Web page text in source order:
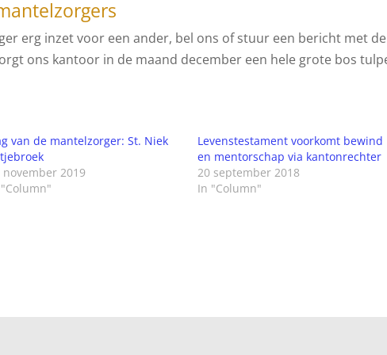
erg inzet voor een ander, bel ons of stuur een bericht met de
ons kantoor in de maand december een hele grote bos
van de mantelzorger: St. Niek
november 2019
Levenstestament voorkomt bewind
en mentorschap via kantonrechter
20 september 2018
In "Column"